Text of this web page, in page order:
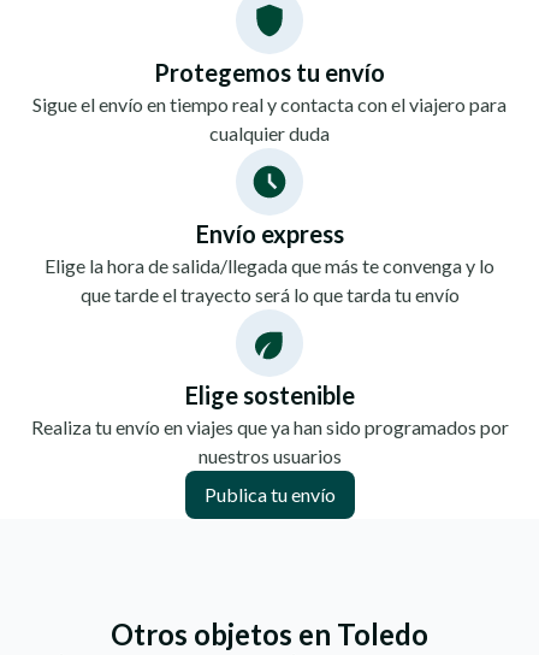
Protegemos tu envío
Sigue el envío en tiempo real y contacta con el viajero para
cualquier duda
Envío express
Elige la hora de salida/llegada que más te convenga y lo
que tarde el trayecto será lo que tarda tu envío
Elige sostenible
Realiza tu envío en viajes que ya han sido programados por
nuestros usuarios
Publica tu envío
Otros objetos en Toledo